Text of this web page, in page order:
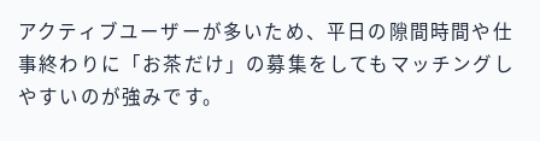
アクティブユーザーが多いため、平日の隙間時間や仕
事終わりに「お茶だけ」の募集をしてもマッチングし
やすいのが強みです。